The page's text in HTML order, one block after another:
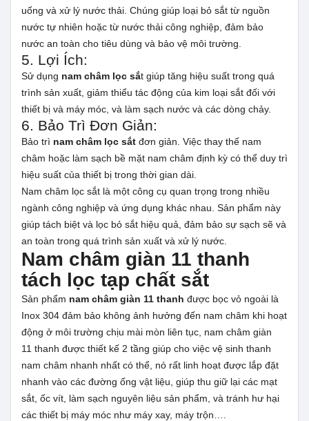
uống và xử lý nước thải. Chúng giúp loại bỏ sắt từ nguồn
nước tự nhiên hoặc từ nước thải công nghiệp, đảm bảo
nước an toàn cho tiêu dùng và bảo vệ môi trường.
5. Lợi Ích:
Sử dụng nam châm lọc sắt giúp tăng hiệu suất trong quá
trình sản xuất, giảm thiểu tác động của kim loại sắt đối với
thiết bị và máy móc, và làm sạch nước và các dòng chảy.
6. Bảo Trì Đơn Giản:
Bảo trì nam châm lọc sắt đơn giản. Việc thay thế nam
châm hoặc làm sạch bề mặt nam châm định kỳ có thể duy trì
hiệu suất của thiết bị trong thời gian dài.
Nam châm lọc sắt là một công cụ quan trọng trong nhiều
ngành công nghiệp và ứng dụng khác nhau. Sản phẩm này
giúp tách biệt và lọc bỏ sắt hiệu quả, đảm bảo sự sạch sẽ và
an toàn trong quá trình sản xuất và xử lý nước.
Nam châm giàn 11 thanh
tách lọc tạp chất sắt
Sản phẩm nam châm giàn 11 thanh được bọc vỏ ngoài là
Inox 304 đảm bảo không ảnh hưởng đến nam châm khi hoạt
động ở môi trường chịu mài mòn liên tục, nam châm giàn
11 thanh được thiết kế 2 tầng giúp cho việc vệ sinh thanh
nam châm nhanh nhất có thể, nó rất linh hoạt được lắp đặt
nhanh vào các đường ống vật liệu, giúp thu giữ lại các mạt
sắt, ốc vít, làm sạch nguyên liệu sản phẩm, và tránh hư hại
các thiết bị máy móc như máy xay, máy trộn….